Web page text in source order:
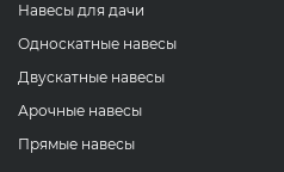
Навесы для дачи
Односкатные навесы
Двускатные навесы
Арочные навесы
Прямые навесы